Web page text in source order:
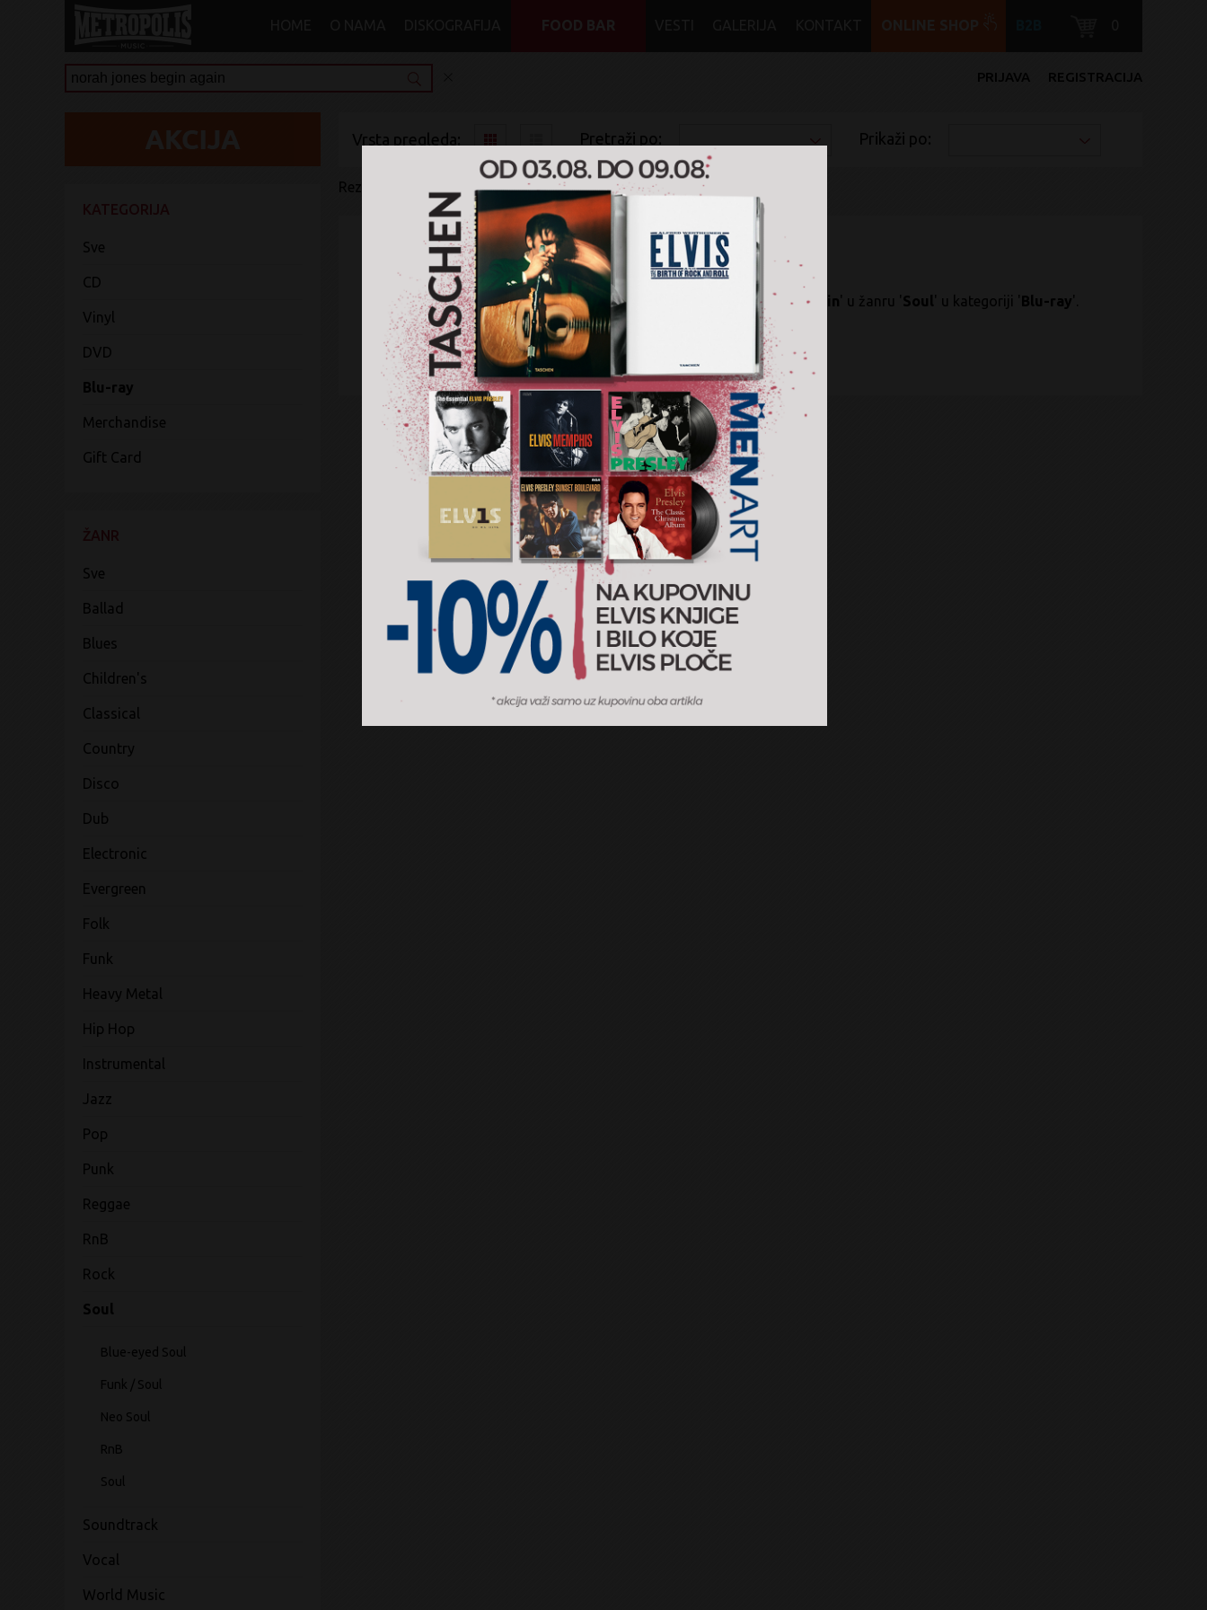
REGISTRACIJA
PRIJAVA
Sve
CD
Vinyl
DVD
Blu-ray
Merchandise
Gift Card
Sve
Ballad
Blues
Children's
Classical
Country
Disco
Dub
Electronic
Evergreen
Folk
Funk
Heavy Metal
Hip Hop
Instrumental
Jazz
Pop
Punk
Reggae
RnB
Rock
Soul
Blue-eyed Soul
Funk / Soul
Neo Soul
RnB
Soul
Soundtrack
Vocal
World Music
Vrsta pregleda: Pretraži po: Prikaži po:
Rezultati pretrage: norah jones begin again Soul Blu-ray
Nije pronađen nijedan artikal za pretragu ' norah jones begin again' u žanru 'Soul ' u kategoriji 'Blu-ray'.